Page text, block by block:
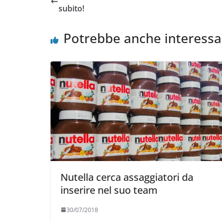
subito!
Potrebbe anche
Nutella cerca assaggiatori da
inserire nel suo team
30/07/2018